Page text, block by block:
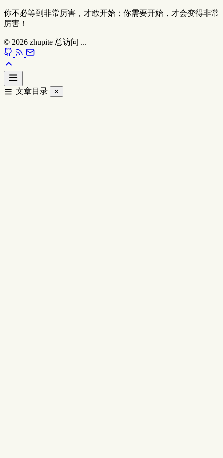
你不必等到非常厉害，才敢开始；你需要开始，才会变得非常
厉害！
© 2026 zhupite 总访问 ...
文章目录 ✕